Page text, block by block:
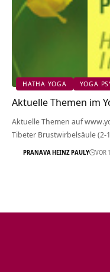
HATHA YOGA YOGA
Aktuelle Themen im
Aktuelle Themen auf
Tibeter Brustwirbelsäule
PRANAVA HEINZ PAULY VOR